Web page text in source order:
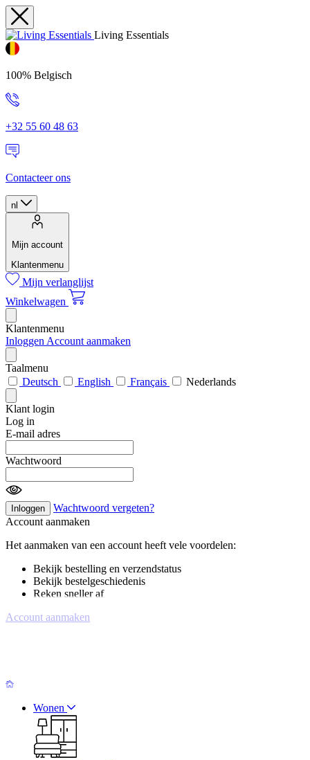
Living Essentials
100% Belgisch
+32 55 60 48 63
Contacteer ons
nl
Mijn account
Klantenmenu
Mijn verlanglijst
Winkelwagen
Klantenmenu
Inloggen Account aanmaken
Taalmenu
Deutsch
English Français Nederlands
Klant login
Log in
E-mail adres
Wachtwoord
Inloggen
Wachtwoord vergeten?
Account aanmaken
Het aanmaken van een account heeft vele voordelen:
Bekijk bestelling en verzendstatus
Bekijk bestelgeschiedenis
Reken sneller af
Account aanmaken
Wonen